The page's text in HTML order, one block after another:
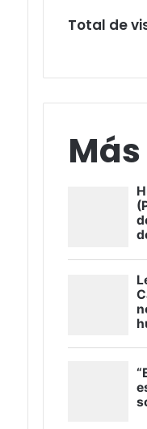
Total de